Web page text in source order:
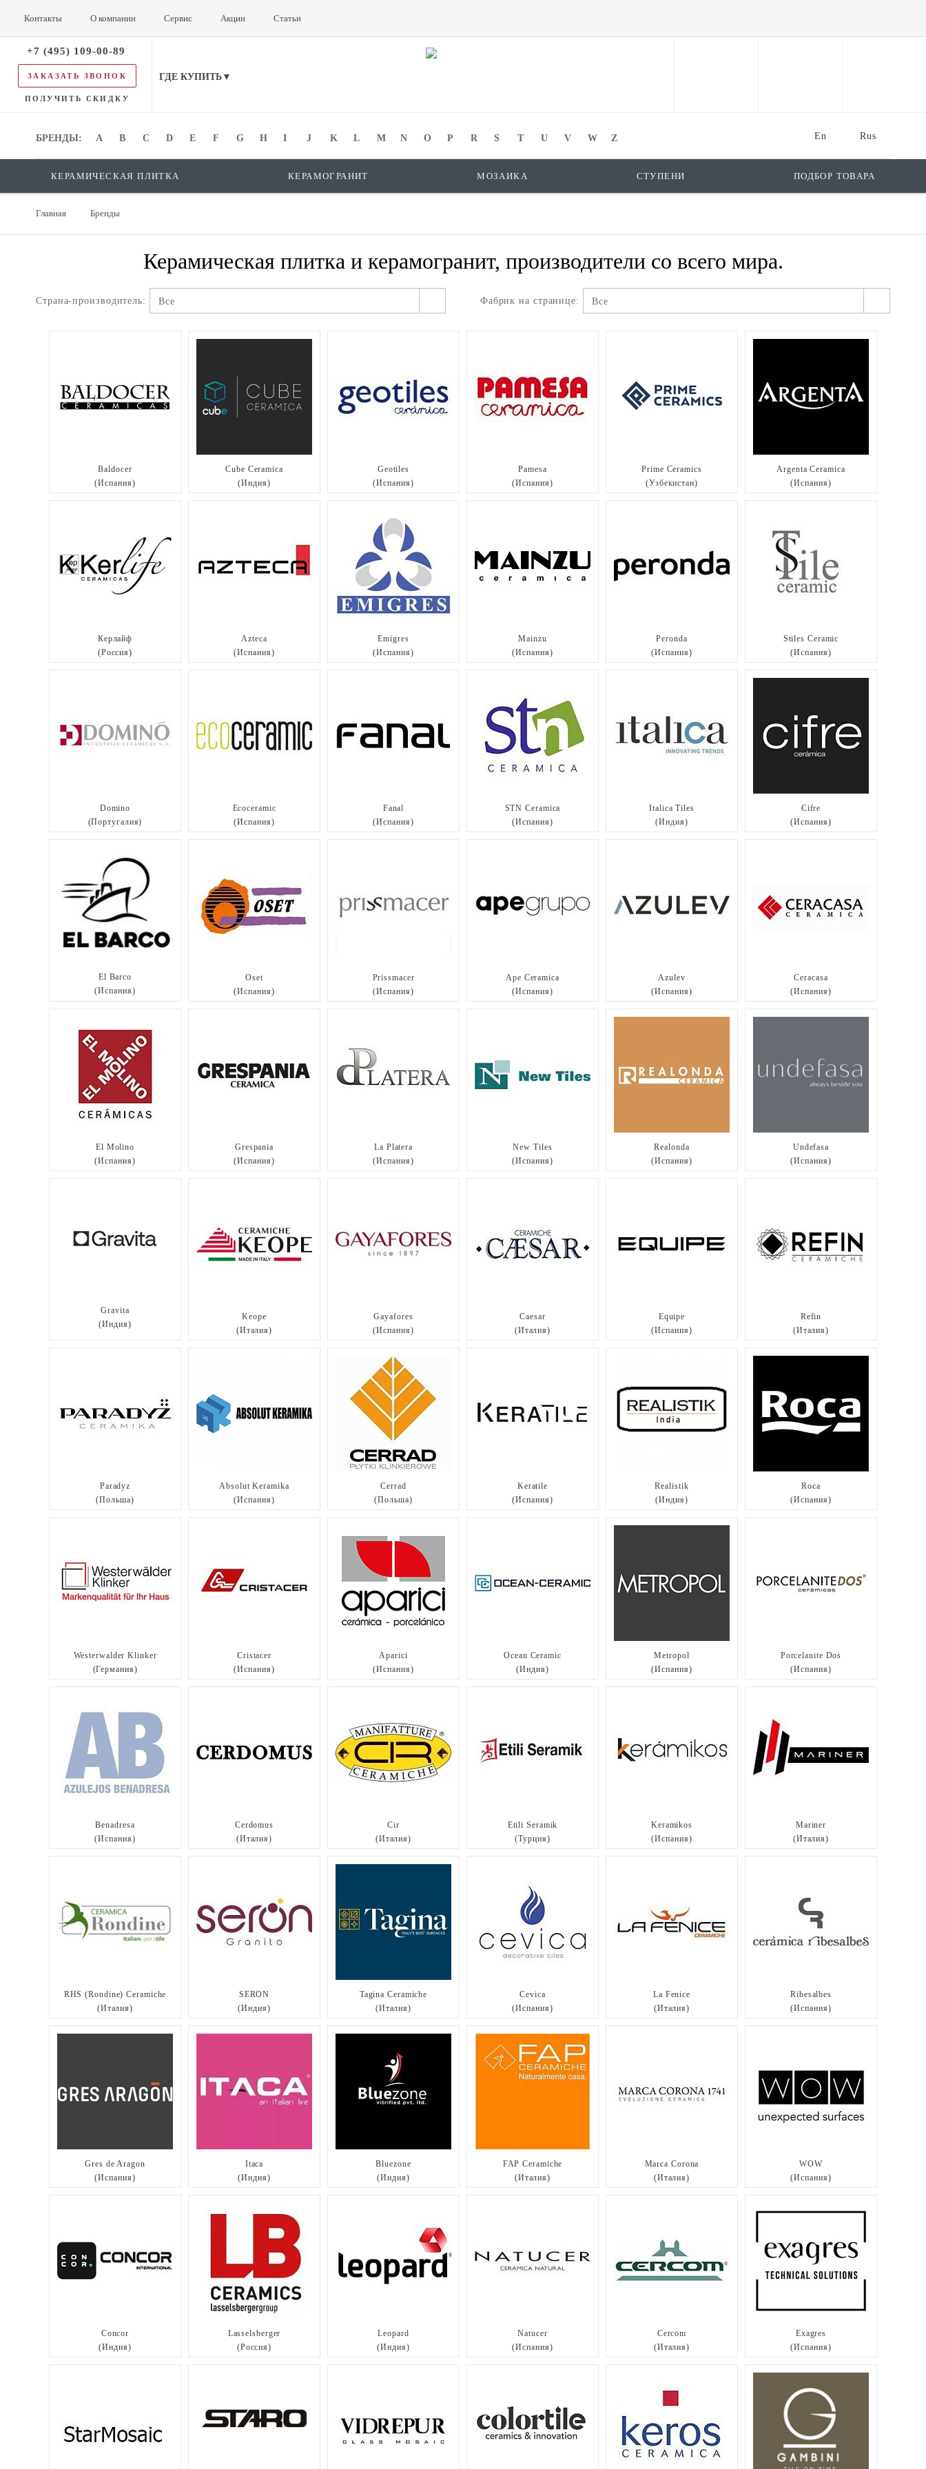
Контакты О компании Сервис Акции Статьи
+7 (495) 109-00-89
ЗАКАЗАТЬ ЗВОНОК
ПОЛУЧИТЬ СКИДКУ
ГДЕ КУПИТЬ▼
Rus
En
БРЕНДЫ: A B C D E F G H I J K L M N O P R S T U V W Z
БРЕНДЫ:
КЕРАМИЧЕСКАЯ ПЛИТКА КЕРАМОГРАНИТ МОЗАИКА СТУПЕНИ ПОДБОР ТОВАРА
Главная Бренды
Керамическая плитка и керамогранит, производители со всего мира.
Страна-производитель: Все Фабрик на странице: Все
Baldocer
(Испания)
Cube Ceramica
(Индия)
Geotiles
(Испания)
Pamesa
(Испания)
Prime Ceramics
(Узбекистан)
Argenta Ceramica
(Испания)
Керлайф
(Россия)
Azteca
(Испания)
Emigres
(Испания)
Mainzu
(Испания)
Peronda
(Испания)
Stiles Ceramic
(Испания)
Domino
(Португалия)
Ecoceramic
(Испания)
Fanal
(Испания)
STN Ceramica
(Испания)
Italica Tiles
(Индия)
Cifre
(Испания)
El Barco
(Испания)
Oset
(Испания)
Prissmacer
(Испания)
Ape Ceramica
(Испания)
Azulev
(Испания)
Ceracasa
(Испания)
El Molino
(Испания)
Grespania
(Испания)
La Platera
(Испания)
New Tiles
(Испания)
Realonda
(Испания)
Undefasa
(Испания)
Gravita
(Индия)
Keope
(Италия)
Gayafores
(Испания)
Caesar
(Италия)
Equipe
(Испания)
Refin
(Италия)
Paradyz
(Польша)
Absolut Keramika
(Испания)
Cerrad
(Польша)
Keratile
(Испания)
Realistik
(Индия)
Roca
(Испания)
Westerwalder Klinker
(Германия)
Cristacer
(Испания)
Aparici
(Испания)
Ocean Ceramic
(Индия)
Metropol
(Испания)
Porcelanite Dos
(Испания)
Benadresa
(Испания)
Cerdomus
(Италия)
Cir
(Италия)
Etili Seramik
(Турция)
Keramikos
(Испания)
Mariner
(Италия)
RHS (Rondine) Ceramiche
(Италия)
SERON
(Индия)
Tagina Ceramiche
(Италия)
Cevica
(Испания)
La Fenice
(Италия)
Ribesalbes
(Испания)
Gres de Aragon
(Испания)
Itaca
(Индия)
Bluezone
(Индия)
FAP Ceramiche
(Италия)
Marca Corona
(Италия)
WOW
(Испания)
Concor
(Индия)
Lasselsberger
(Россия)
Leopard
(Индия)
Natucer
(Испания)
Cercom
(Италия)
Exagres
(Испания)